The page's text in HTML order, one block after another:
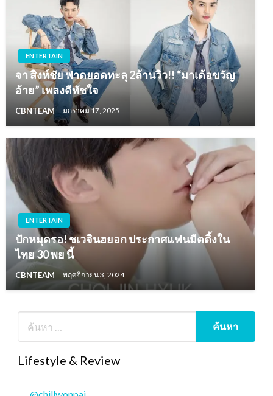
ENTERTAIN
จา สิงห์ชัย ฟาดยอดทะลุ 2ล้านวิว!! “มาเด้อขวัญ
อ้าย” เพลงดีทัชใจ
CBNTEAM มกราคม 17, 2025
ENTERTAIN
ปักหมุดรอ! ชเวจินฮยอก ประกาศแฟนมีตติ้งใน
ไทย 30 พย นี้
CBNTEAM พฤศจิกายน 3, 2024
Lifestyle & Review